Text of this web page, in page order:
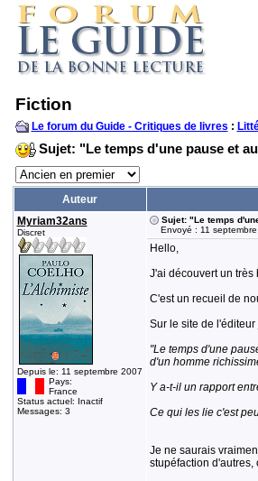
Fiction
Le forum du Guide - Critiques de livres :
Sujet: "Le temps d'une pause et
Auteur
Myriam32ans
Discret
Depuis le: 11 septembre 2007
Pays:
France
Status actuel: Inactif
Messages: 3
Sujet: "Le temps
Envoyé : 11 septembre
Hello,
J'ai découvert un très
C'est un recueil de
Sur le site de
"Le temps d'une
d'un homme
Y a-t-il un rapport
Ce qui les lie c'est
Je ne saurais
stupéfaction d'autres,